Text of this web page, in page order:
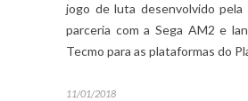
jogo de luta desenvolvido pela
parceria com a Sega AM2 e
Tecmo para as plataformas do
11/01/2018